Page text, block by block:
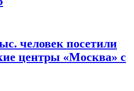
человек посетили
центры «Москва» с